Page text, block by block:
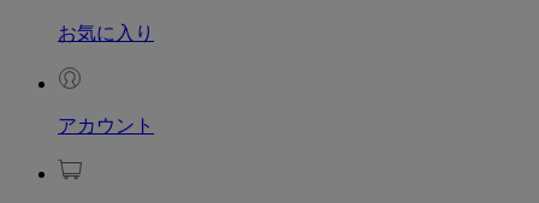
お気に入り
アカウント